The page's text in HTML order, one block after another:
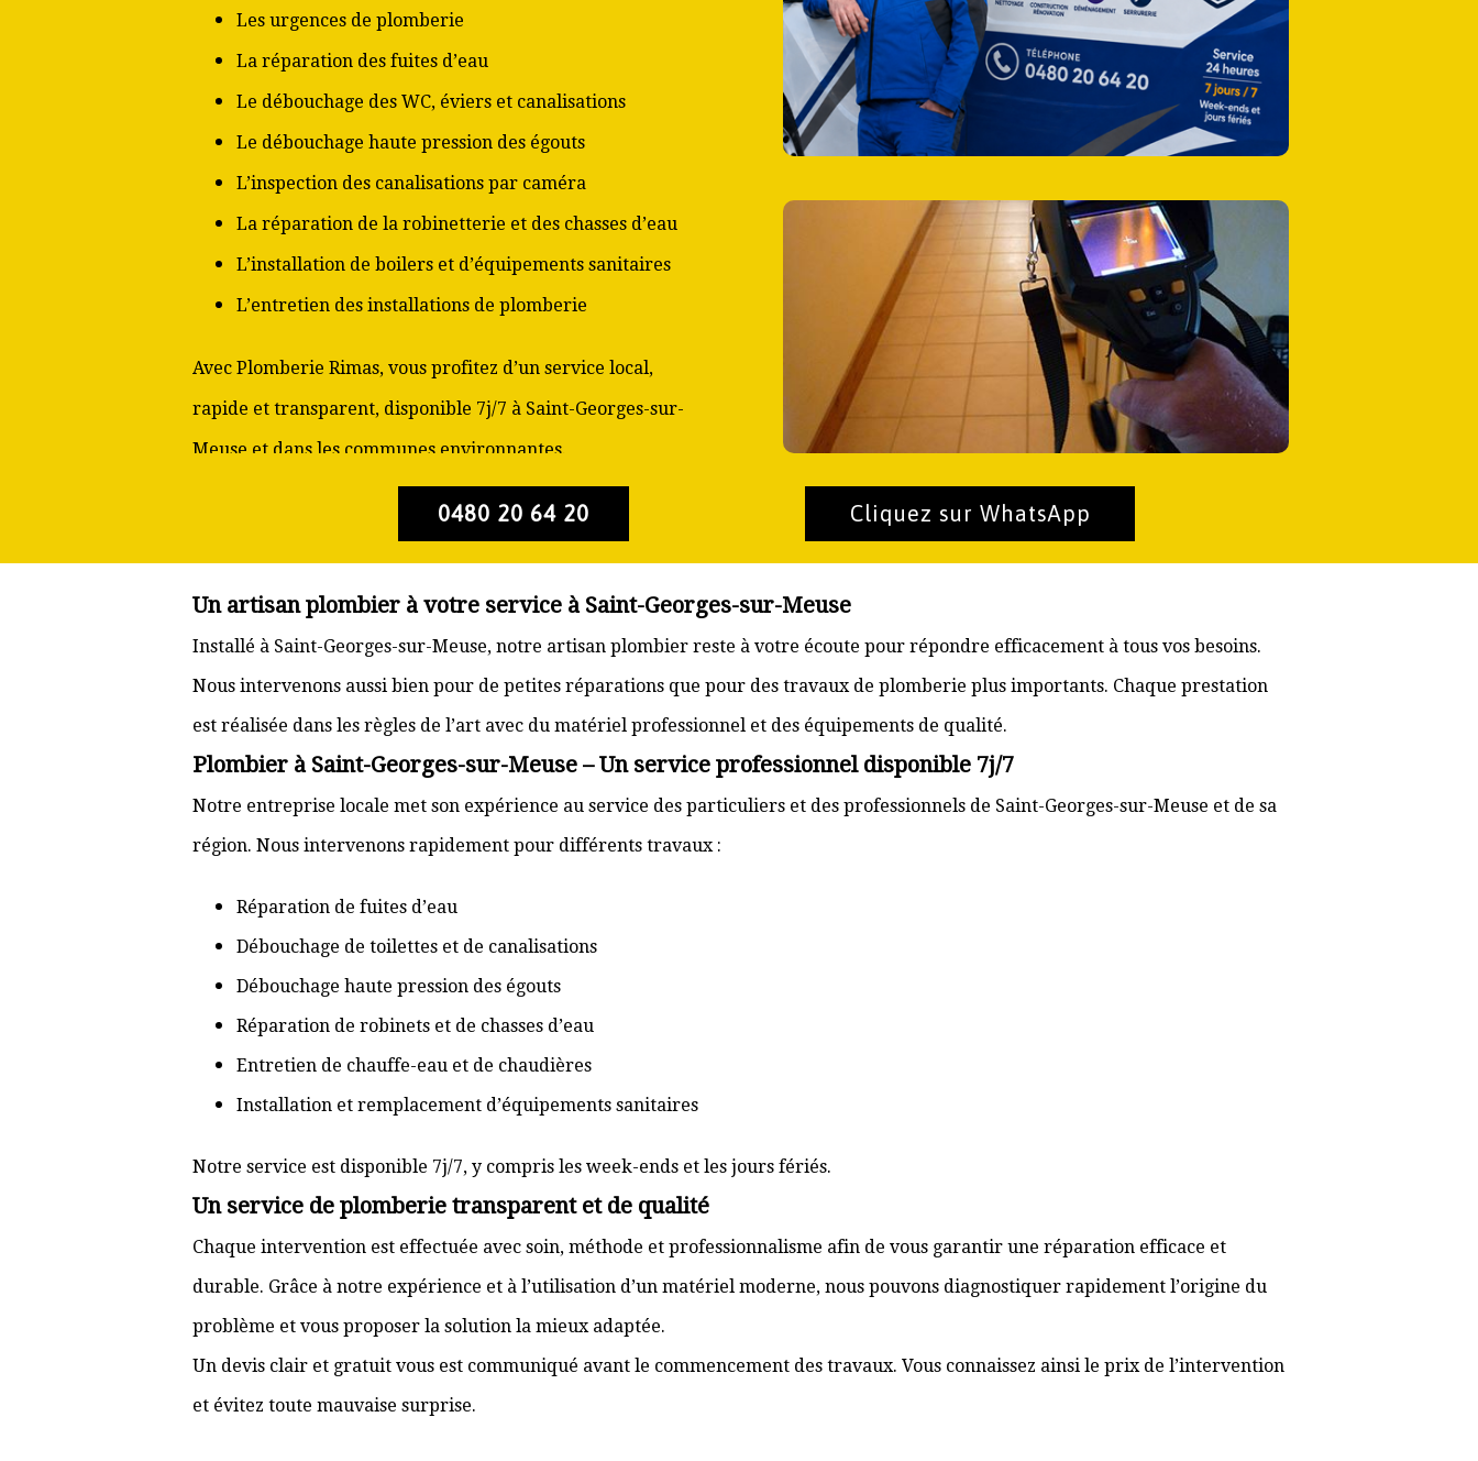
Les urgences de plomberie
La réparation des fuites d’eau
Le débouchage des WC, éviers et canalisations
Le débouchage haute pression des égouts
L’inspection des canalisations par caméra
La réparation de la robinetterie et des chasses d’eau
L’installation de boilers et d’équipements sanitaires
L’entretien des installations de plomberie
Avec Plomberie Rimas, vous profitez d’un service local,
rapide et transparent, disponible 7j/7 à Saint-Georges-sur-
Meuse et dans les communes environnantes.
0480 20 64 20 Cliquez sur WhatsApp
Un artisan plombier à votre service à Saint-Georges-sur-Meuse
Installé à Saint-Georges-sur-Meuse, notre artisan plombier reste à votre écoute pour répondre efficacement à tous vos besoins.
Nous intervenons aussi bien pour de petites réparations que pour des travaux de plomberie plus importants. Chaque prestation
est réalisée dans les règles de l’art avec du matériel professionnel et des équipements de qualité.
Plombier à Saint-Georges-sur-Meuse – Un service professionnel disponible 7j/7
Notre entreprise locale met son expérience au service des particuliers et des professionnels de Saint-Georges-sur-Meuse et de sa
région. Nous intervenons rapidement pour différents travaux :
Réparation de fuites d’eau
Débouchage de toilettes et de canalisations
Débouchage haute pression des égouts
Réparation de robinets et de chasses d’eau
Entretien de chauffe-eau et de chaudières
Installation et remplacement d’équipements sanitaires
Notre service est disponible 7j/7, y compris les week-ends et les jours fériés.
Un service de plomberie transparent et de qualité
Chaque intervention est effectuée avec soin, méthode et professionnalisme afin de vous garantir une réparation efficace et
durable. Grâce à notre expérience et à l’utilisation d’un matériel moderne, nous pouvons diagnostiquer rapidement l’origine du
problème et vous proposer la solution la mieux adaptée.
Un devis clair et gratuit vous est communiqué avant le commencement des travaux. Vous connaissez ainsi le prix de l’intervention
et évitez toute mauvaise surprise.